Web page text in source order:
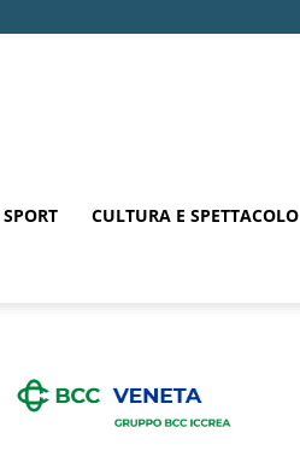
SPORT CULTURA E SPETTACOLO